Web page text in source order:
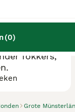
(0)
Grote
fokkers,